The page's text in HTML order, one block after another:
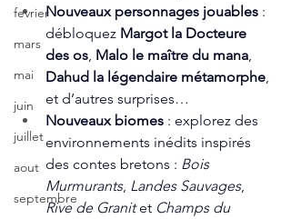
fevrier
mars
mai
juin
juillet
aout
septembre
Nouveaux personnages jouables :
débloquez Margot la Docteure
des os Malo le maître du mana
Dahud la légendaire métamorphe
et d’autres surprises…
Nouveaux biomes : explorez des
environnements inédits inspirés
des contes bretons : Bois
Murmurants, Landes Sauvages,
Rive de Granit et Champs du